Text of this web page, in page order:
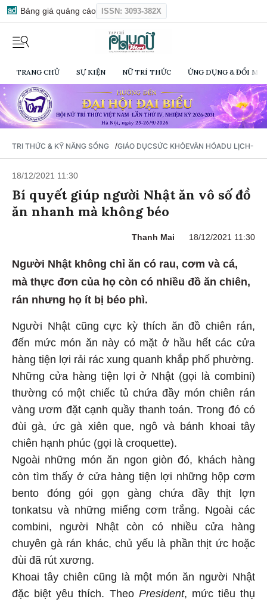
Bảng giá quảng cáo ISSN: 3093-382X
TRANG CHỦ SỰ KIỆN NỮ TRÍ THỨC ỨNG DỤNG & ĐỔI
TRI THỨC & KỸ NĂNG SỐNG /GIÁO DỤCSỨC KHỎEVĂN HÓADU LỊCH-
18/12/2021 11:30
Bí quyết giúp người Nhật ăn vô số đồ
ăn nhanh mà không béo
Thanh Mai 18/12/2021 11:30
Người Nhật không chỉ ăn có rau, cơm và cá,
mà thực đơn của họ còn có nhiều đồ ăn chiên,
rán nhưng họ ít bị béo phì.
Người Nhật cũng cực kỳ thích ăn đồ chiên rán,
đến mức món ăn này có mặt ở hầu hết các cửa
hàng tiện lợi rải rác xung quanh khắp phố phường.
Những cửa hàng tiện lợi ở Nhật (gọi là combini)
thường có một chiếc tủ chứa đầy món chiên rán
vàng ươm đặt cạnh quầy thanh toán. Trong đó có
đùi gà, ức gà xiên que, ngô và bánh khoai tây
chiên hạnh phúc (gọi là croquette).
Ngoài những món ăn ngon giòn đó, khách hàng
còn tìm thấy ở cửa hàng tiện lợi những hộp cơm
bento đóng gói gọn gàng chứa đầy thịt lợn
tonkatsu và những miếng cơm trắng. Ngoài các
combini, người Nhật còn có nhiều cửa hàng
chuyên gà rán khác, chủ yếu là phần thịt ức hoặc
đùi đã rút xương.
Khoai tây chiên cũng là một món ăn người Nhật
đặc biệt yêu thích. Theo President, mức tiêu thụ